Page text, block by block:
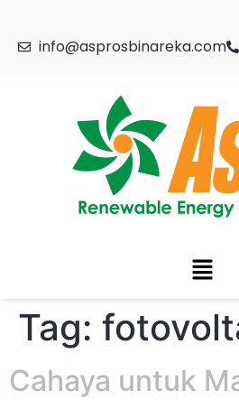
info@asprosbinareka.com
Tag:
Cahaya untuk